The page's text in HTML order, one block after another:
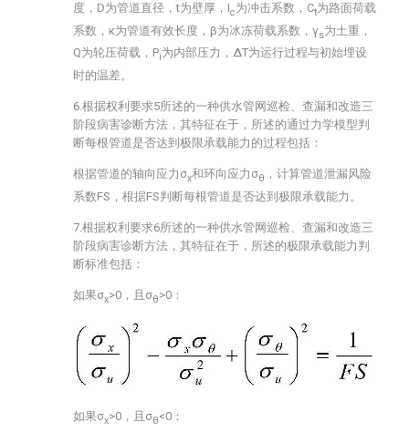
度，D为管道直径，t为壁厚，Ic为冲击系数，Ct为路面荷载
系数，κ为管道有效长度，β为冰冻荷载系数，γs为土重，
Q为轮压荷载，Pi为内部压力，ΔT为运行过程与初始埋设
时的温差。
6.根据权利要求5所述的一种供水管网巡检、查漏和改造三
阶段病害诊断方法，其特征在于，所述的通过力学模型判
断每根管道是否达到极限承载能力的过程包括：
根据管道的轴向应力σx和环向应力σθ ，计算管道泄漏风险
系数FS，根据FS判断每根管道是否达到极限承载能力。
7.根据权利要求6所述的一种供水管网巡检、查漏和改造三
阶段病害诊断方法，其特征在于，所述的极限承载能力判
断标准包括：
如果σx>0，且σθ>0：
如果σx>0，且σθ<0：